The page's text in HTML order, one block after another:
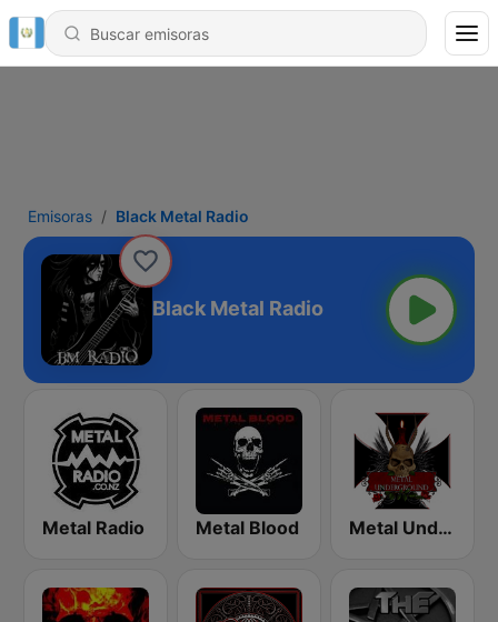
Emisoras Black Metal Radio
Black Metal Radio
Metal Radio Metal Blood Metal Underground